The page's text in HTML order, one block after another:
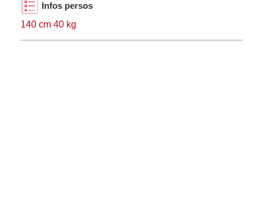
Infos persos
140 cm 40 kg